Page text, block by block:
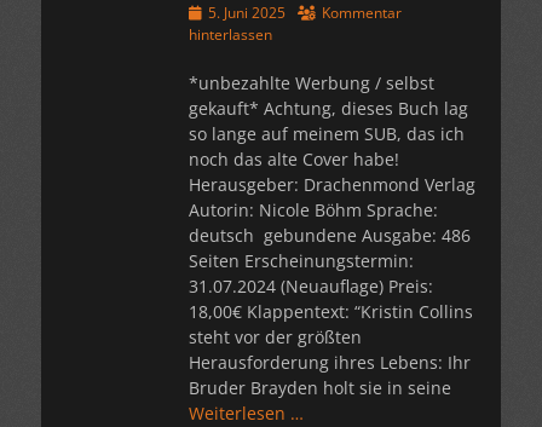
Veröffentlicht
am
5. Juni 2025
Kommentar
hinterlassen
*unbezahlte Werbung / selbst
gekauft* Achtung, dieses Buch lag
so lange auf meinem SUB, das ich
noch das alte Cover habe!
Herausgeber: Drachenmond Verlag
Autorin: Nicole Böhm Sprache:
deutsch gebundene Ausgabe: 486
Seiten Erscheinungstermin:
31.07.2024 (Neuauflage) Preis:
18,00€ Klappentext: “Kristin Collins
steht vor der größten
Herausforderung ihres Lebens: Ihr
Bruder Brayden holt sie in seine
Weiterlesen …